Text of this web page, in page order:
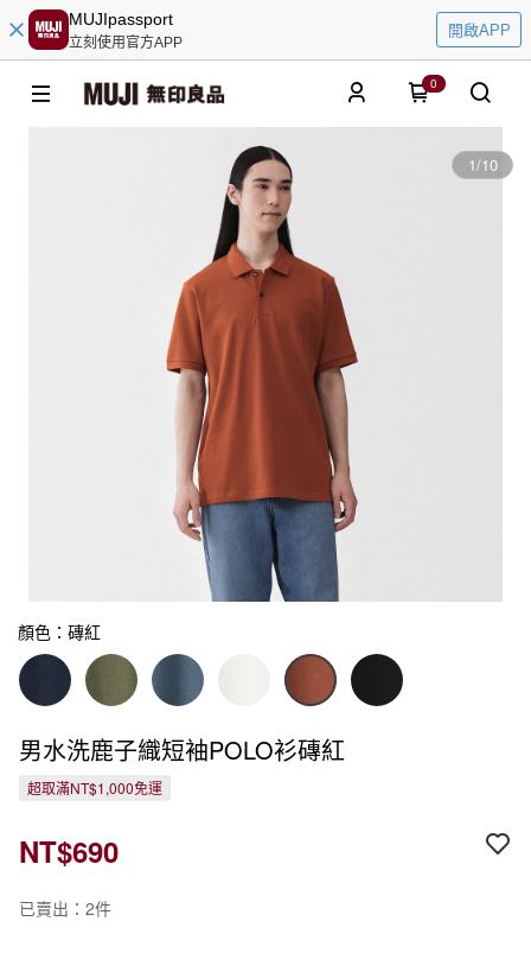
MUJIpassport
立刻使用官方APP
開啟APP
0
1/10
顏色：磚紅
男水洗鹿子織短袖POLO衫磚紅
超取滿NT$1,000免運
NT$690
已賣出：2件